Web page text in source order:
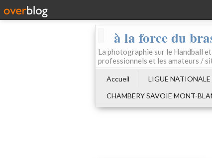
à la force du
La photographie sur le Handball
professionnels et les amateurs /
Accueil LIGUE NATIONALE
CHAMBERY SAVOIE MONT-